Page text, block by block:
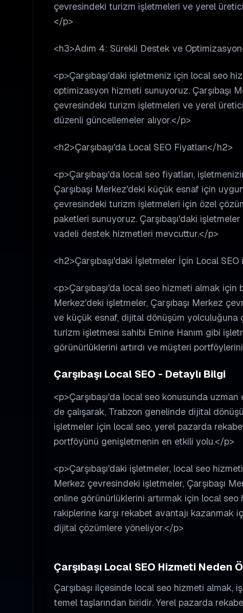
çevresindeki turizm işletmeleri ve yerel
</p>
<h3>Adım 4: Sürekli Destek ve
<p>Çarşıbaşı'daki işletmeniz için local seo
optimizasyon hizmeti sunuyoruz. Çarşıbaşı
çevresindeki turizm işletmeleri ve yerel
düzenli güncellemeler alıyor.</p>
<h2>Çarşıbaşı'da Local SEO Fiyatları</h2>
<p>Çarşıbaşı'da local seo fiyatları,
Çarşıbaşı Merkez'deki küçük esnaf için
çevresindeki turizm işletmeleri için özel
paketleri sunuyoruz. Çarşıbaşı'daki
vadeli destek hizmetleri mevcuttur.</p>
<h2>Çarşıbaşı'daki İşletmeler İçin Local SEO
<p>Çarşıbaşı'da local seo hizmeti almak için
Merkez'deki işletmeler, Çarşıbaşı Merkez
ve küçük esnaf, dijital dönüşüm yolculuğuna
turizm işletmesi sahibi Emine Hanım gibi
görünürlüklerini artırdı ve müşteri
Çarşıbaşı Local SEO - Detaylı Bilgi
<p>Çarşıbaşı'da local seo konusunda
de çalışarak, Trabzon genelinde dijital
işletmeler için local seo, yerel pazarda
portföyünü genişletmenin en etkili yolu.</p>
<p>Çarşıbaşı'daki işletmeler, local seo
Merkez çevresindeki işletmeler, Çarşıbaşı
online görünürlüklerini artırmak için local
rakiplerine karşı rekabet avantajı kazanmak
dijital çözümlere yöneliyor.</p>
Çarşıbaşı Local SEO Hizmeti Neden
Çarşıbaşı ilçesinde local seo hizmeti almak,
temel taşlarından biridir. Yerel pazarda